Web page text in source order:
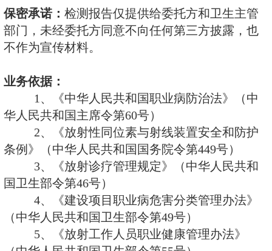
例如：有N个员工需要做委托
监测费用计算如下：
(2) 中子、χ、γ个人剂量监测
人/年；
5中子、χ、γ环境本底监测
元/人/年=8000元/年
例如：有N个员工需要做
年的监测费用计算如下：